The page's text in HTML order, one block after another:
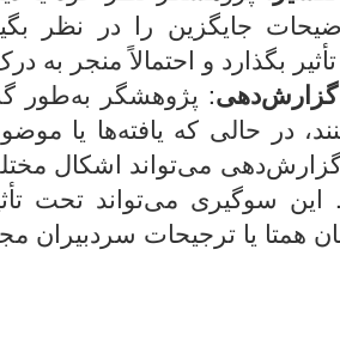
جایگزین را در نظر
بگذارد و احتمالاً منجر
: پژوهشگر به‌طور
در حالی که یافته‌ها یا
می‌تواند اشکال
این سوگیری می‌تواند تحت
همتا یا ترجیحات سردبیران